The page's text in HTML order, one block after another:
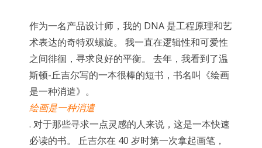
作为一名产品设计师，我的 DNA 是工程原理和艺
术表达的奇特双螺旋。 我一直在逻辑性和可爱性
之间徘徊，寻求良好的平衡。 去年，我看到了温
斯顿-丘吉尔写的一本很棒的短书，书名叫《绘画
是一种消遣》。
绘画是一种消遣
. 对于那些寻求一点灵感的人来说，这是一本快速
必读的书。 丘吉尔在 40 岁时第一次拿起画笔，